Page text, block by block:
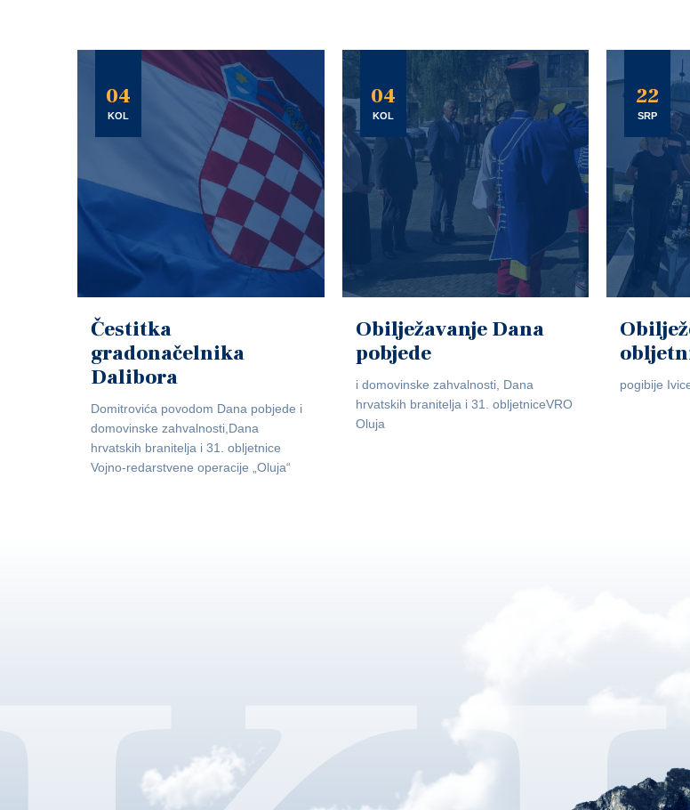
04
KOL
Čestitka
gradonačelnika
Dalibora
Domitrovića povodom Dana pobjede i
domovinske zahvalnosti,Dana
hrvatskih branitelja i 31. obljetnice
Vojno-redarstvene operacije „Oluja“
04
KOL
Obilježavanje Dana
pobjede
i domovinske zahvalnosti, Dana
hrvatskih branitelja i 31. obljetniceVRO
Oluja
22
SRP
pogibije